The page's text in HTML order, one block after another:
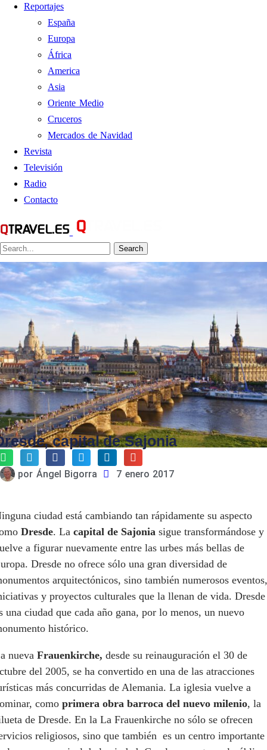
Reportajes
España
Europa
África
America
Asia
Oriente Medio
Cruceros
Mercados de Navidad
Revista
Televisión
Radio
Contacto
Search
capital de Sajonia
por Ángel Bigorra 7 enero 2017
ciudad está cambiando tan rápidamente su aspecto
Dresde. La capital de Sajonia sigue transformándose y
a figurar nuevamente entre las urbes más bellas de
Dresde no ofrece sólo una gran diversidad de
arquitectónicos, sino también numerosos eventos,
y proyectos culturales que la llenan de vida. Dresde
una ciudad que cada año gana, por lo menos, un nuevo
histórico.
nueva Frauenkirche, desde su reinauguración el 30 de
del 2005, se ha convertido en una de las atracciones
más concurridas de Alemania. La iglesia vuelve a
como primera obra barroca del nuevo milenio, la
de Dresde. En la La Frauenkirche no sólo se ofrecen
religiosos, sino que también es un centro importante